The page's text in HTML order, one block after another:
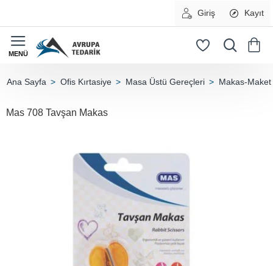
Giriş Kayıt
Ofis Kırtasiye Masa Üstü Gereçleri Makas-Maket
Mas 708 Tavşan Makas